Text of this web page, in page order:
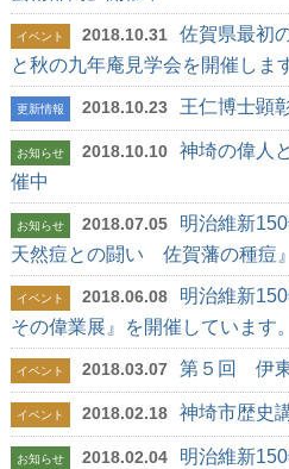
イベント 2018.10.31
佐賀県最初
と秋の九年庵見学会を開催しま
更新情報 2018.10.23 王仁博士顕
お知らせ 2018.10.10
神埼の偉人
催中
お知らせ 2018.07.05
明治維新
天然痘との闘い 佐賀藩の種痘
イベント 2018.06.08
明治維新
その偉業展』を開催しています。
イベント 2018.03.07 第５回 伊東
イベント 2018.02.18 神埼市歴史
お知らせ 2018.02.04
明治維新